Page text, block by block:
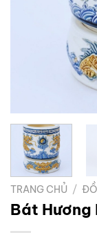
TRANG CHỦ /
Bát Hương